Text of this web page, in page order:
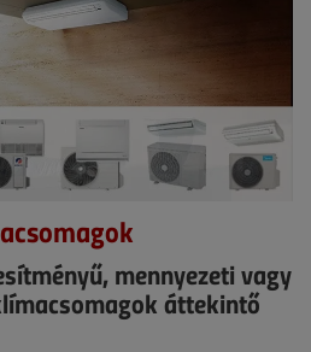
mennyezeti vagy
áttekintő